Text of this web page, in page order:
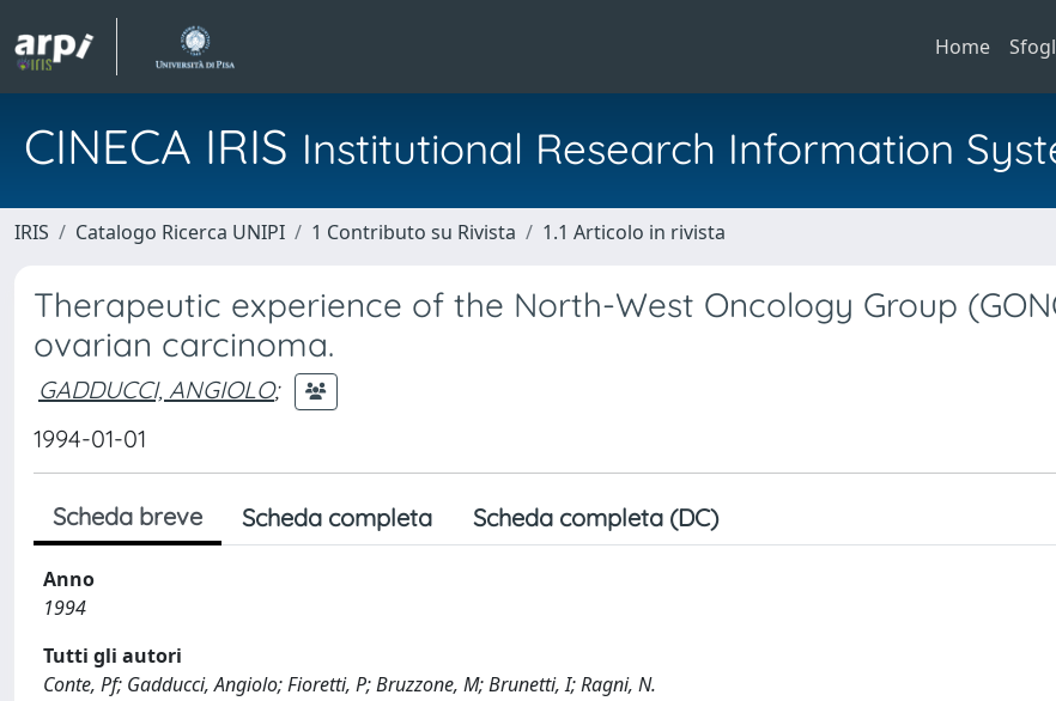
Home
CINECA IRIS Institutional Research Information
IRIS Catalogo Ricerca UNIPI 1 Contributo su Rivista 1.1 Articolo in rivista
Therapeutic experience of the North-West Oncology Group
ovarian carcinoma.
GADDUCCI, ANGIOLO;
1994-01-01
Scheda breve Scheda completa Scheda completa (DC)
Anno
1994
Tutti gli autori
Conte, Pf; Gadducci, Angiolo; Fioretti, P; Bruzzone, M; Brunetti, I; Ragni, N.